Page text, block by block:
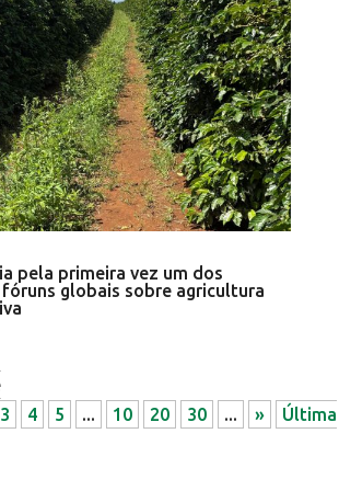
pela primeira vez um dos
globais sobre agricultura
3 4 5 ... 10 20 30 ... »
Última